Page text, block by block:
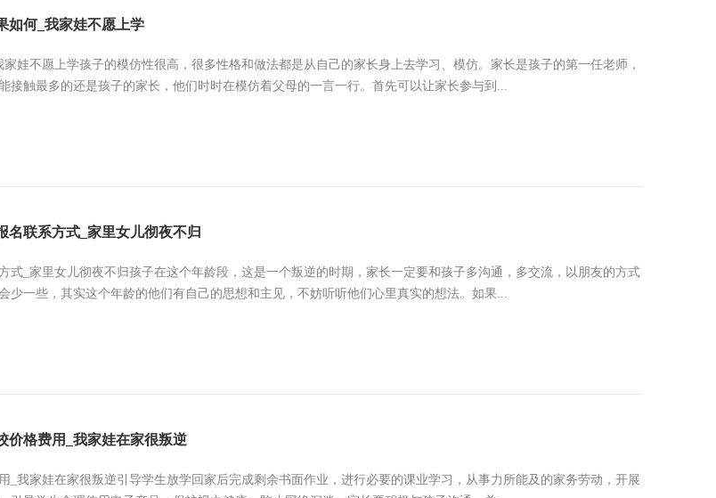
如何_我家娃不愿上学
娃不愿上学孩子的模仿性很高，很多性格和做法都是从自己的家长身上去学习、模仿。家长是孩子的第一任老师，
接触最多的还是孩子的家长，他们时时在模仿着父母的一言一行。首先可以让家长参与到...
名联系方式_家里女儿彻夜不归
式_家里女儿彻夜不归孩子在这个年龄段，这是一个叛逆的时期，家长一定要和孩子多沟通，多交流，以朋友的方式
少一些，其实这个年龄的他们有自己的思想和主见，不妨听听他们心里真实的想法。如果...
价格费用_我家娃在家很叛逆
_我家娃在家很叛逆引导学生放学回家后完成剩余书面作业，进行必要的课业学习，从事力所能及的家务劳动，开展